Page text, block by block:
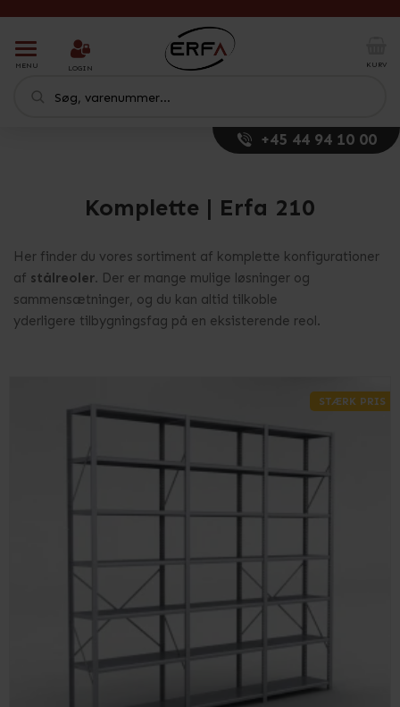
T
o
g
t
o
n
MENU LOGIN
+45 44 94 10 00
KURV
Komplette | Erfa 210
Her finder du vores sortiment af komplette konfigurationer
af stålreoler. Der er mange mulige løsninger og
sammensætninger, og du kan altid tilkoble
yderligere tilbygningsfag på en eksisterende reol.
STÆRK PRIS